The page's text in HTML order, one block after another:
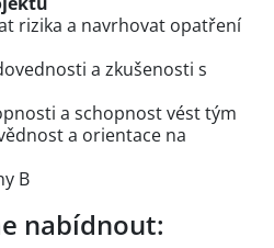
rizika a navrhovat opatření
a zkušenosti s
a schopnost vést tým
a orientace na
B
nabídnout: